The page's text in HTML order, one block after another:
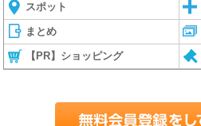
スポット
まとめ
【PR】ショッピング